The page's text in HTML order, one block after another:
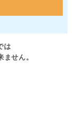
は
せん。